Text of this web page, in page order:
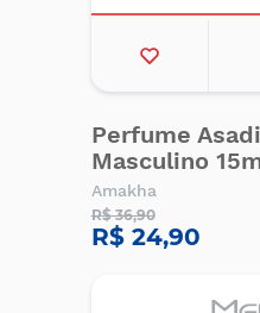
Perfume
Masculino
Amakha
R$ 36,90
R$ 24,90